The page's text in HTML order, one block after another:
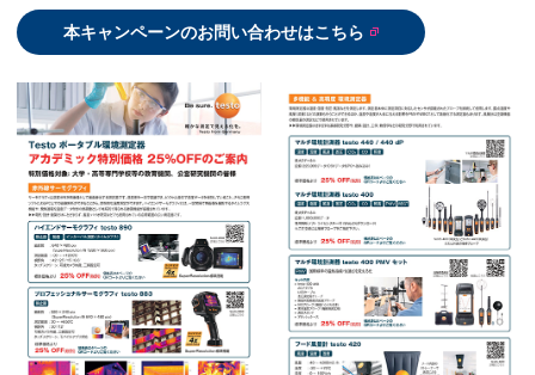
本キャンペーンのお問い合わせはこちら